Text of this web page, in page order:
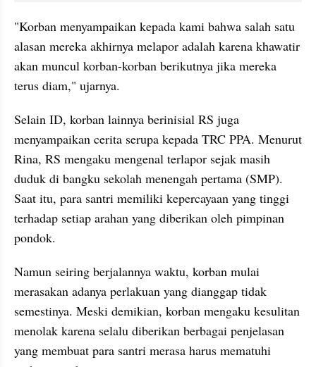
"Korban menyampaikan kepada kami bahwa salah satu
alasan mereka akhirnya melapor adalah karena khawatir
akan muncul korban-korban berikutnya jika mereka
terus diam," ujarnya.
Selain ID, korban lainnya berinisial RS juga
menyampaikan cerita serupa kepada TRC PPA. Menurut
Rina, RS mengaku mengenal terlapor sejak masih
duduk di bangku sekolah menengah pertama (SMP).
Saat itu, para santri memiliki kepercayaan yang tinggi
terhadap setiap arahan yang diberikan oleh pimpinan
pondok.
Namun seiring berjalannya waktu, korban mulai
merasakan adanya perlakuan yang dianggap tidak
semestinya. Meski demikian, korban mengaku kesulitan
menolak karena selalu diberikan berbagai penjelasan
yang membuat para santri merasa harus mematuhi